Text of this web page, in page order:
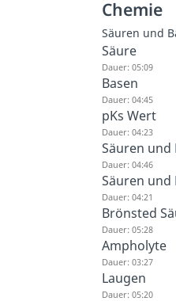
Chemie
Säuren und
Säure
Dauer: 05:09
Basen
Dauer: 04:45
pKs Wert
Dauer: 04:23
Säuren und
Dauer: 04:46
Säuren und
Dauer: 04:21
Brönsted
Dauer: 05:28
Ampholyte
Dauer: 03:27
Laugen
Dauer: 05:20